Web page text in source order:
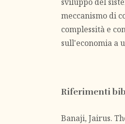
sviluppo del
meccanismo di
complessità e
sull'economia a
Riferimenti
Banaji, Jairus.